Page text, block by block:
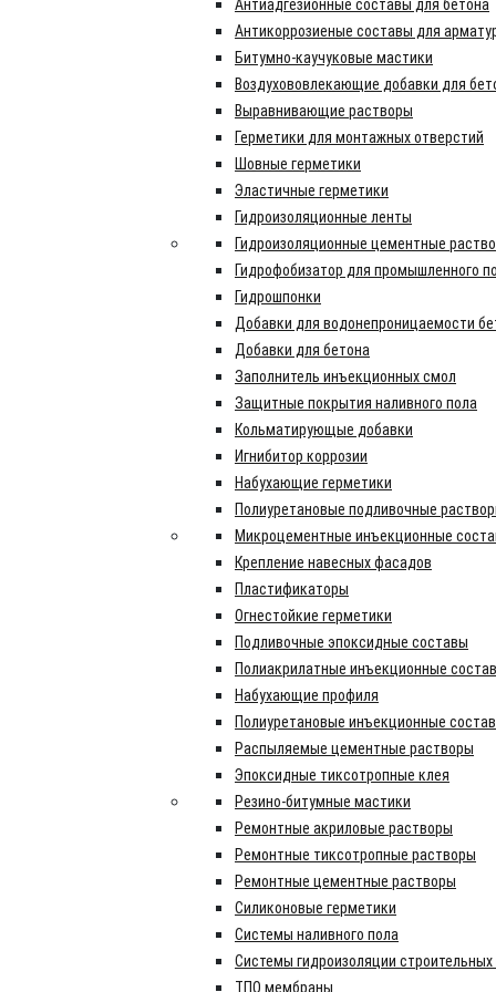
Антиадгезионные составы для бетона
Антикоррозиеные составы для
Битумно-каучуковые мастики
Воздухововлекающие добавки для
Выравнивающие растворы
Герметики для монтажных отверстий
Шовные герметики
Эластичные герметики
Гидроизоляционные ленты
Гидроизоляционные цементные
Гидрофобизатор для промышленного
Гидрошпонки
Добавки для водонепроницаемости
Добавки для бетона
Заполнитель инъекционных смол
Защитные покрытия наливного пола
Кольматирующые добавки
Игнибитор коррозии
Набухающие герметики
Полиуретановые подливочные
Микроцементные инъекционные
Крепление навесных фасадов
Пластификаторы
Огнестойкие герметики
Подливочные эпоксидные составы
Полиакрилатные инъекционные
Набухающие профиля
Полиуретановые инъекционные
Распыляемые цементные растворы
Эпоксидные тиксотропные клея
Резино-битумные мастики
Ремонтные акриловые растворы
Ремонтные тиксотропные растворы
Ремонтные цементные растворы
Силиконовые герметики
Системы наливного пола
Системы гидроизоляции
ТПО мембраны